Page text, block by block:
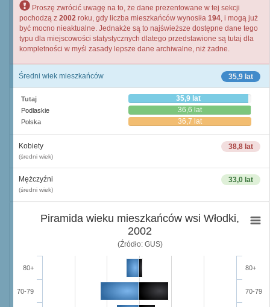
Proszę zwrócić uwagę na to, że dane prezentowane w tej sekcji
pochodzą z 2002 roku, gdy liczba mieszkańców wynosiła 194, i mogą już
być mocno nieaktualne. Jednakże są to najświeższe dostępne dane tego
typu dla miejscowości statystycznych dlatego przedstawione są tutaj dla
kompletności w myśl zasady lepsze dane archiwalne, niż żadne.
35,9 lat
Średni wiek mieszkańców
Tutaj 35,9 lat
Podlaskie 36,6 lat
Polska 36,7 lat
38,8 lat
Kobiety
(średni wiek)
33,0 lat
Mężczyźni
(średni wiek)
Piramida wieku mieszkańców wsi Włodki,
2002
(Źródło: GUS)
70-79
80+
70-79
80+